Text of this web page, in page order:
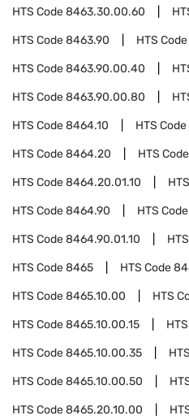
HTS Code8463.30.00.60
HTS Code8463.90 HTS Code
HTS Code8463.90.00.40
HTS Code8463.90.00.80
HTS Code8464.10 HTS Code
HTS Code8464.20 HTS Code
HTS Code8464.20.01.10
HTS Code8464.90 HTS Code
HTS Code8464.90.01.10
HTS Code8465 HTS Code
HTS Code8465.10.00 HTS
HTS Code8465.10.00.15
HTS Code8465.10.00.35
HTS Code8465.10.00.50
HTS Code8465.20.10.00